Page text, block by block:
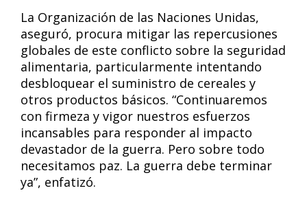
La Organización de las Naciones Unidas,
aseguró, procura mitigar las repercusiones
globales de este conflicto sobre la seguridad
alimentaria, particularmente intentando
desbloquear el suministro de cereales y
otros productos básicos. “Continuaremos
con firmeza y vigor nuestros esfuerzos
incansables para responder al impacto
devastador de la guerra. Pero sobre todo
necesitamos paz. La guerra debe terminar
ya”, enfatizó.